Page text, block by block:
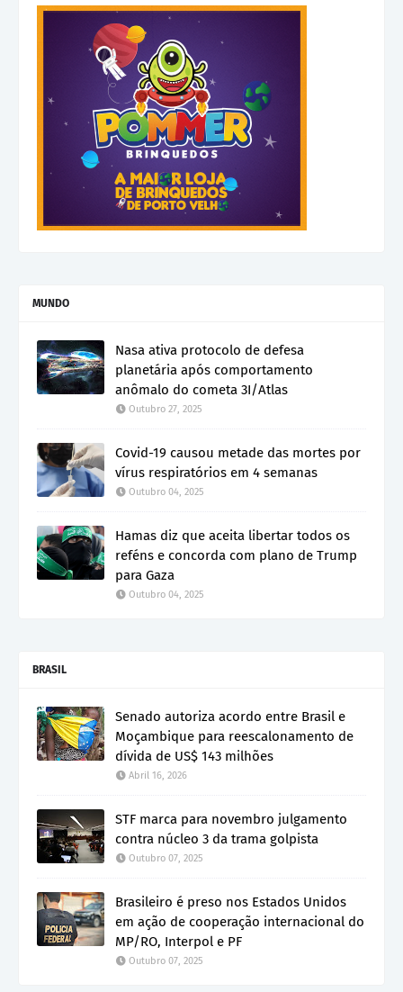
MUNDO
Nasa ativa protocolo de defesa
planetária após comportamento
anômalo do cometa 3I/Atlas
Outubro 27, 2025
Covid-19 causou metade das mortes por
vírus respiratórios em 4 semanas
Outubro 04, 2025
Hamas diz que aceita libertar todos os
reféns e concorda com plano de Trump
para Gaza
Outubro 04, 2025
BRASIL
Senado autoriza acordo entre Brasil e
Moçambique para reescalonamento de
dívida de US$ 143 milhões
Abril 16, 2026
STF marca para novembro julgamento
contra núcleo 3 da trama golpista
Outubro 07, 2025
Brasileiro é preso nos Estados Unidos
em ação de cooperação internacional do
MP/RO, Interpol e PF
Outubro 07, 2025